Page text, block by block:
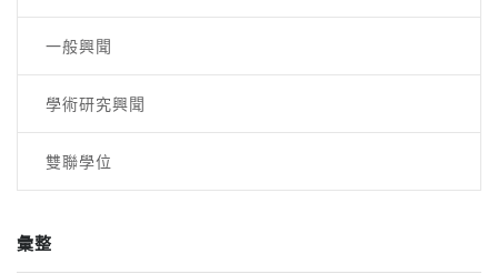
一般興聞
學術研究興聞
雙聯學位
彙整